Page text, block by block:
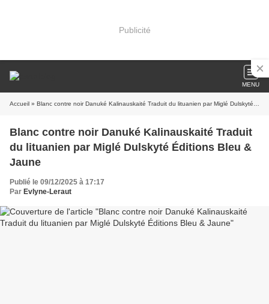
Publicité
MENU
Accueil » Blanc contre noir Danuké Kalinauskaité Traduit du lituanien par Miglé Dulskyté Éditions Bleu & Jaune
Blanc contre noir Danuké Kalinauskaité Traduit
du lituanien par Miglé Dulskyté Éditions Bleu &
Jaune
Publié le 09/12/2025 à 17:17
Par Evlyne-Leraut